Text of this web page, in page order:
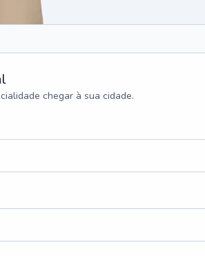
chegar à sua cidade.